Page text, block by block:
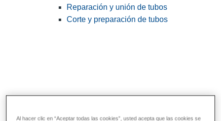
Reparación y unión de tubos
Corte y preparación de tubos
Al hacer clic en “Aceptar todas las cookies”, usted acepta que las cookies se